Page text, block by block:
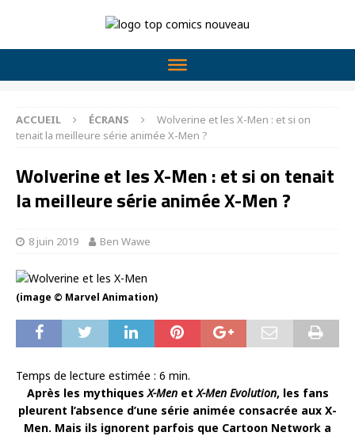
ACCUEIL ÉCRANS
Wolverine et les X-Men : et si on
tenait la meilleure série animée X-Men ?
Wolverine et les X-Men : et si on tenait
la meilleure série animée X-Men ?
8 juin 2019 Ben Wawe
(image © Marvel Animation)
Temps de lecture estimée : 6 min.
Après les mythiquesX-MenetX-Men Evolution, les fans
pleurent l’absence d’une série animée consacrée aux X-
Men. Mais ils ignorent parfois que Cartoon Network a